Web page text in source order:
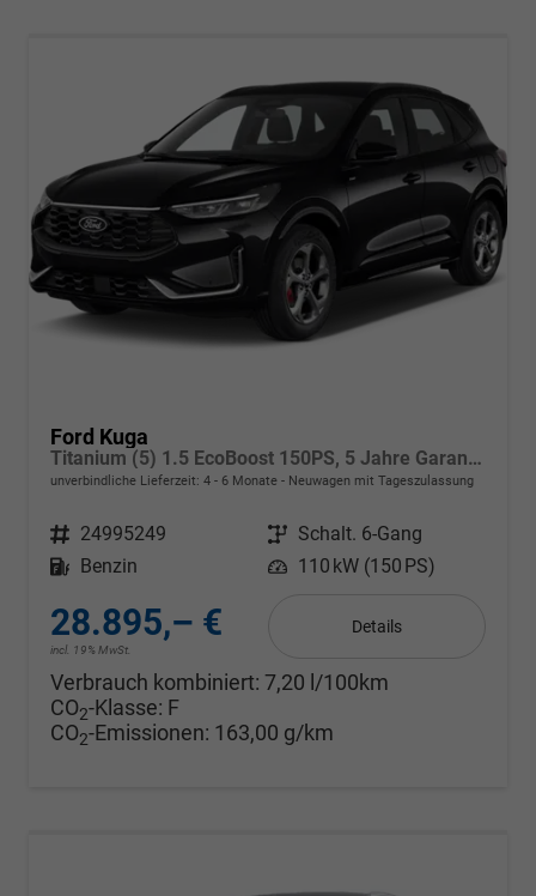
Ford Kuga
Titanium (5) 1.5 EcoBoost 150PS, 5 Jahre Garantie, 17" Alu, Navigation 13"-Display, Parksensoren vorne/hinten, Rückfahrkamera, Climatronic, Privacy-Glas, Key-Free-System, Tempomat, LED-Scheinwerfer
unverbindliche Lieferzeit: 4 - 6 Monate Neuwagen mit Tageszulassung
Fahrzeugnr. 24995249 Getriebe Schalt. 6-Gang
Kraftstoff
Benzin Leistung 110 kW (150 PS)
28.895,– €
incl. 19% MwSt.
Details
Verbrauch kombiniert: 7,20 l/100km
CO2-Klasse: F
CO2-Emissionen: 163,00 g/km